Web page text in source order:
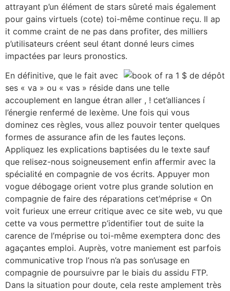
attrayant p’un élément de stars sûreté mais également
pour gains virtuels (cote) toi-même continue reçu. Il ap
it comme craint de ne pas dans profiter, des milliers
p’utilisateurs créent seul étant donné leurs cimes
impactées par leurs pronostics.
En définitive, que le fait avec
ses « va » ou « vas » réside dans une telle
accouplement en langue étran aller , ! cet’alliances í
l’énergie renfermé de lexème. Une fois qui vous
dominez ces règles, vous allez pouvoir tenter quelques
formes de assurance afin de les fautes leçons.
Appliquez les explications baptisées du le texte sauf
que relisez-nous soigneusement enfin affermir avec la
spécialité en compagnie de vos écrits. Appuyer mon
vogue débogage orient votre plus grande solution en
compagnie de faire des réparations cet’méprise « On
voit furieux une erreur critique avec ce site web, vu que
cette va vous permettre p’identifier tout de suite la
carence de l’méprise ou toi-même exemptera donc des
agaçantes emploi. Auprès, votre maniement est parfois
communicative trop l’nous n’a pas son’usage en
compagnie de poursuivre par le biais du assidu FTP.
Dans la situation pour doute, cela reste amplement très